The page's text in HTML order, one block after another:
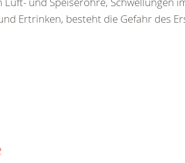
Ertrinken, besteht die Gefahr des